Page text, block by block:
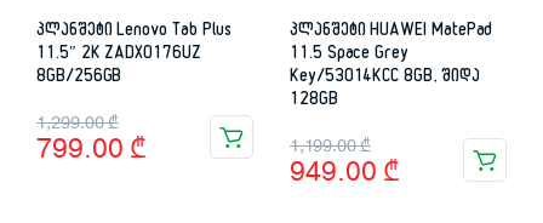
პლანშეტი Lenovo Tab Plus
11.5″ 2K ZADX0176UZ
8GB/256GB
1,299.00₾
Original
price
799.00 ₾
Current
price
პლანშეტი HUAWEI MatePad
11.5 Space Grey
Key/53014KCC 8GB, შიდა
128GB
1,199.00₾
Original
price
949.00 ₾
Current
price